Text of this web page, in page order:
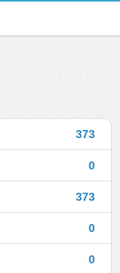
373
0
373
0
0